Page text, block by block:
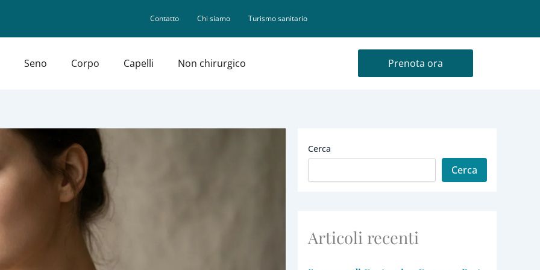
Contatto Chi siamo Turismo sanitario
Seno Corpo Capelli Non chirurgico Prenota ora
Cerca
Cerca
Articoli recenti